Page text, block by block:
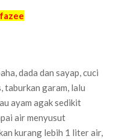
dada dan sayap, cuci
taburkan garam, lalu
ayam agak sedikit
air menyusut
kurang lebih 1 liter air,